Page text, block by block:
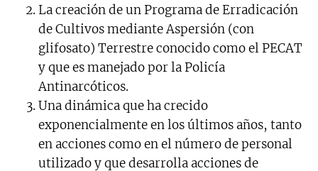
La creación de un Programa de Erradicación
de Cultivos mediante Aspersión (con
glifosato) Terrestre conocido como el PECAT
y que es manejado por la Policía
Antinarcóticos.
Una dinámica que ha crecido
exponencialmente en los últimos años, tanto
en acciones como en el número de personal
utilizado y que desarrolla acciones de